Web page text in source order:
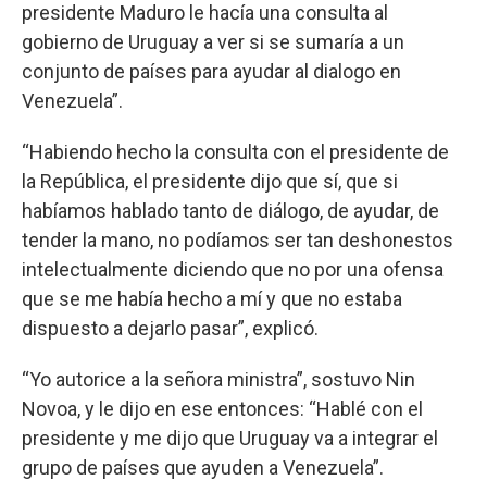
presidente Maduro le hacía una consulta al
gobierno de Uruguay a ver si se sumaría a un
conjunto de países para ayudar al dialogo en
Venezuela”.
“Habiendo hecho la consulta con el presidente de
la República, el presidente dijo que sí, que si
habíamos hablado tanto de diálogo, de ayudar, de
tender la mano, no podíamos ser tan deshonestos
intelectualmente diciendo que no por una ofensa
que se me había hecho a mí y que no estaba
dispuesto a dejarlo pasar”, explicó.
“Yo autorice a la señora ministra”, sostuvo Nin
Novoa, y le dijo en ese entonces: “Hablé con el
presidente y me dijo que Uruguay va a integrar el
grupo de países que ayuden a Venezuela”.